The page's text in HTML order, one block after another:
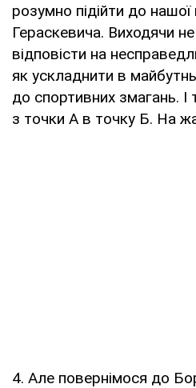
розумно підійти до нашої
Гераскевича. Виходячи
відповісти на
як ускладнити в
до спортивних змагань. І
з точки А в точку Б. На
4. Але повернімося до